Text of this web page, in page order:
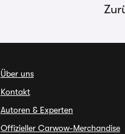
Über uns
Kontakt
Autoren & Experten
Offizieller Carwow-Merchandise